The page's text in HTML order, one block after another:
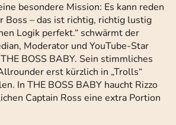
besondere Mission: Es kann reden
Boss – das ist richtig, richtig lustig
Logik perfekt.“ schwärmt der
Moderator und YouTube-Star
BOSS BABY. Sein stimmliches
erst kürzlich in „Trolls“
In THE BOSS BABY haucht Rizzo
Captain Ross eine extra Portion